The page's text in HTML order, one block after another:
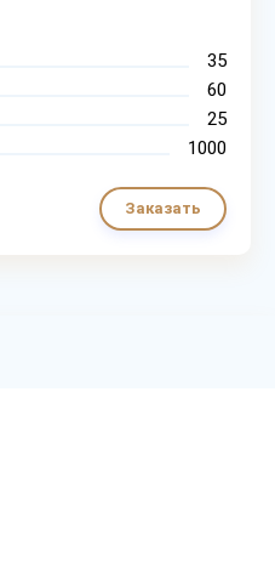
35
60
25
1000
Заказать